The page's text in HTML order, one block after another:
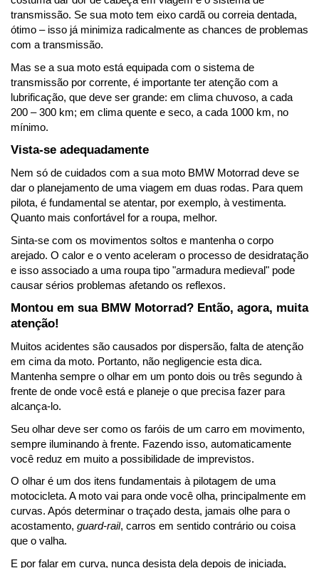
transmissão. Se sua moto tem eixo cardã ou correia dentada,
ótimo – isso já minimiza radicalmente as chances de problemas
com a transmissão.
Mas se a sua moto está equipada com o sistema de
transmissão por corrente, é importante ter atenção com a
lubrificação, que deve ser grande: em clima chuvoso, a cada
200 – 300 km; em clima quente e seco, a cada 1000 km, no
mínimo.
Vista-se adequadamente
Nem só de cuidados com a sua moto BMW Motorrad deve se
dar o planejamento de uma viagem em duas rodas. Para quem
pilota, é fundamental se atentar, por exemplo, à vestimenta.
Quanto mais confortável for a roupa, melhor.
Sinta-se com os movimentos soltos e mantenha o corpo
arejado. O calor e o vento aceleram o processo de desidratação
e isso associado a uma roupa tipo "armadura medieval" pode
causar sérios problemas afetando os reflexos.
Montou em sua BMW Motorrad? Então, agora, muita
atenção!
Muitos acidentes são causados por dispersão, falta de atenção
em cima da moto. Portanto, não negligencie esta dica.
Mantenha sempre o olhar em um ponto dois ou três segundo à
frente de onde você está e planeje o que precisa fazer para
alcança-lo.
Seu olhar deve ser como os faróis de um carro em movimento,
sempre iluminando à frente. Fazendo isso, automaticamente
você reduz em muito a possibilidade de imprevistos.
O olhar é um dos itens fundamentais à pilotagem de uma
motocicleta. A moto vai para onde você olha, principalmente em
curvas. Após determinar o traçado desta, jamais olhe para o
acostamento, guard-rail, carros em sentido contrário ou coisa
que o valha.
E por falar em curva, nunca desista dela depois de iniciada,